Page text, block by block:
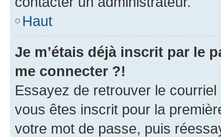
Haut
Je m’étais déjà inscrit par le
me connecter ?!
Essayez de retrouver le
vous êtes inscrit pour la
votre mot de passe, puis